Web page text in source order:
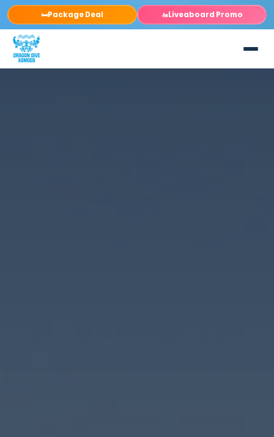
🛏️Package Deal 🚤Liveaboard Promo